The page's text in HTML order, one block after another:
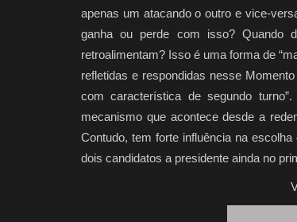
apenas um atacando o outro e vice-
ganha ou perde com isso? Quando
retroalimentam? Isso é uma forma de
refletidas e respondidas nesse
com característica de segundo
mecanismo que acontece desde a
Contudo, tem forte influência na
dois candidatos a presidente ainda no